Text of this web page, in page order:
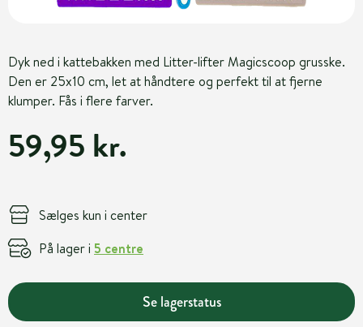
Dyk ned i kattebakken med Litter-lifter Magicscoop grusske.
Den er 25x10 cm, let at håndtere og perfekt til at fjerne
klumper. Fås i flere farver.
59,95 kr.
Sælges kun i center
På lager i 5 centre
Se lagerstatus